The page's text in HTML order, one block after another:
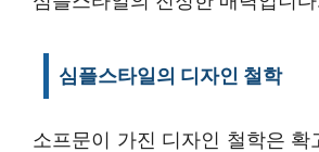
심플스타일의 디자인 철학
소프문이 가진 디자인 철학은 확